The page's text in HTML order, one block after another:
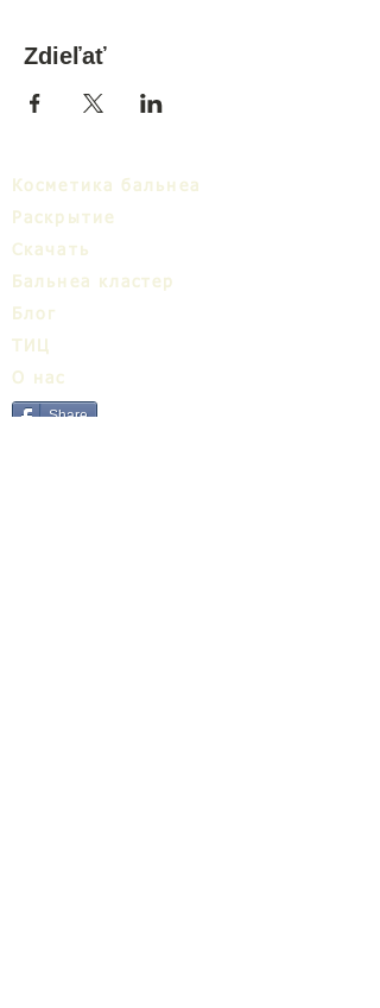
Zdieľať
Косметика бальнеа
Раскрытие
Cкачать
Бальнеa кластер
Блог
ТИЦ
О нас
Share